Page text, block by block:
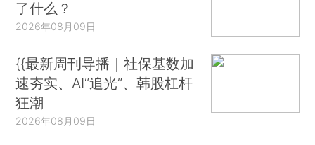
了什么？
2026年08月09日
{{最新周刊导播｜社保基数加
速夯实、AI“追光”、韩股杠杆
狂潮
2026年08月09日